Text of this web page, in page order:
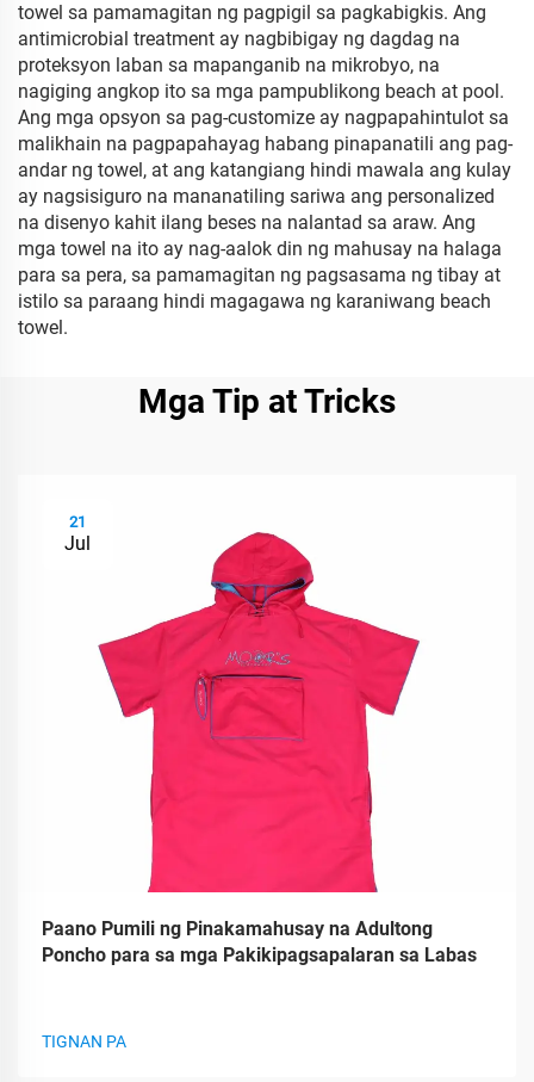
towel sa pamamagitan ng pagpigil sa pagkabigkis. Ang
antimicrobial treatment ay nagbibigay ng dagdag na
proteksyon laban sa mapanganib na mikrobyo, na
nagiging angkop ito sa mga pampublikong beach at pool.
Ang mga opsyon sa pag-customize ay nagpapahintulot sa
malikhain na pagpapahayag habang pinapanatili ang pag-
andar ng towel, at ang katangiang hindi mawala ang kulay
ay nagsisiguro na mananatiling sariwa ang personalized
na disenyo kahit ilang beses na nalantad sa araw. Ang
mga towel na ito ay nag-aalok din ng mahusay na halaga
para sa pera, sa pamamagitan ng pagsasama ng tibay at
istilo sa paraang hindi magagawa ng karaniwang beach
towel.
Mga Tip at Tricks
21
Jul
Paano Pumili ng Pinakamahusay na Adultong
Poncho para sa mga Pakikipagsapalaran sa Labas
TIGNAN PA